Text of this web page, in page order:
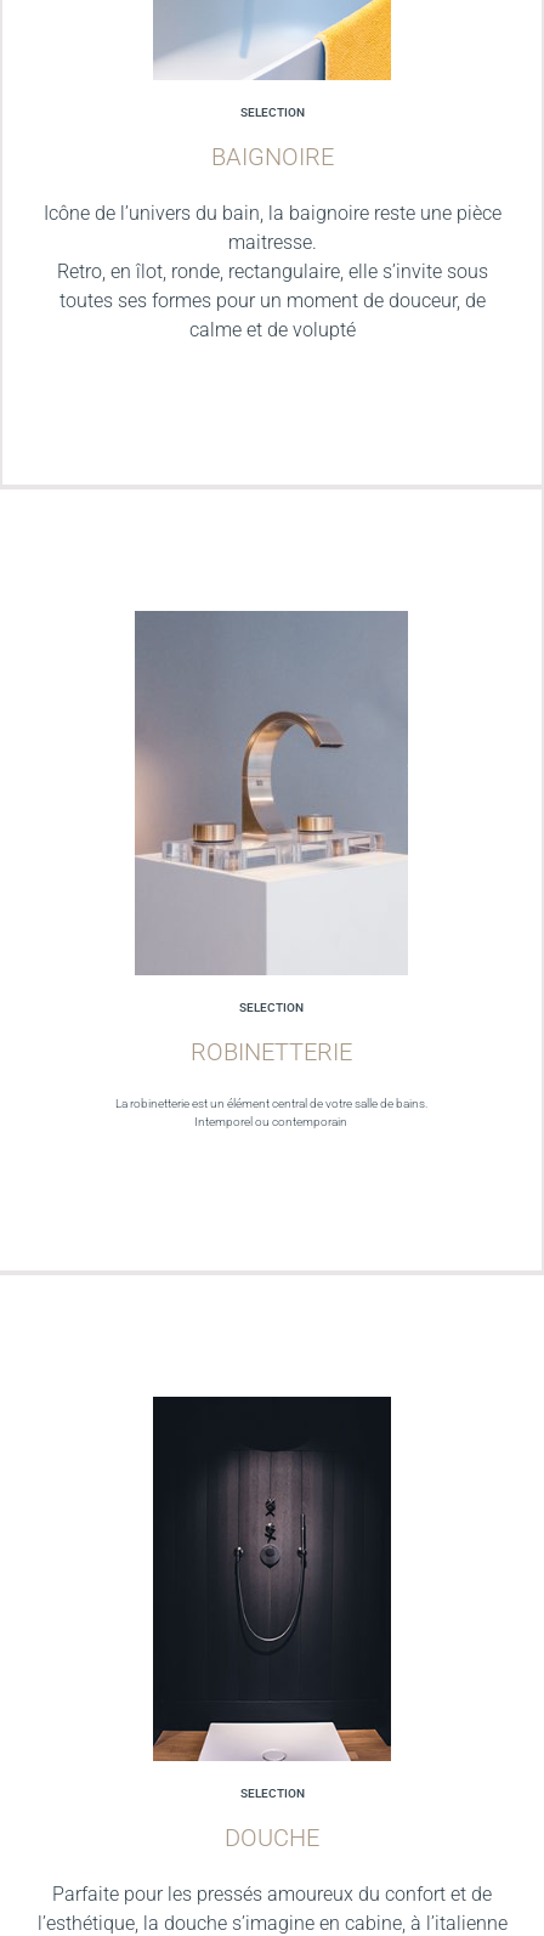
SELECTION
BAIGNOIRE
Icône de l’univers du bain, la baignoire reste une pièce
maitresse.
Retro, en îlot, ronde, rectangulaire, elle s’invite sous
toutes ses formes pour un moment de douceur, de
calme et de volupté
SELECTION
ROBINETTERIE
La robinetterie est un élément central de votre salle de bains.
Intemporel ou contemporain
SELECTION
DOUCHE
Parfaite pour les pressés amoureux du confort et de
l’esthétique, la douche s’imagine en cabine, à l’italienne